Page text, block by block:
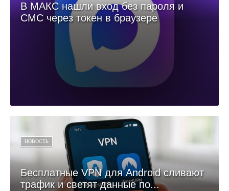
В МАКС нашли вход без пароля и
СМС через токен в браузере
НОВОСТЬ
Бесплатные VPN для Android сливают
трафик и светят данные по...